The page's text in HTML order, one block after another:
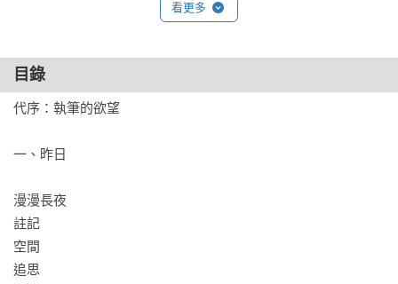
看更多
目錄
代序：執筆的欲望
一、昨日
漫漫長夜
註記
空間
追思